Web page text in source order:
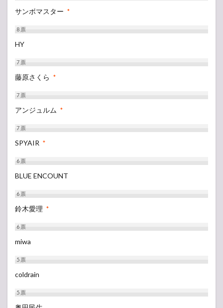
サンボマスター *
8票
HY
7票
藤原さくら *
7票
アンジュルム *
7票
SPYAIR *
6票
BLUE ENCOUNT
6票
鈴木愛理 *
6票
miwa
5票
coldrain
5票